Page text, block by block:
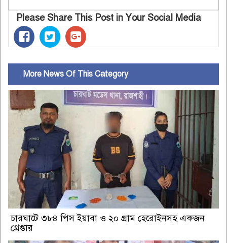
Please Share This Post in Your Social Media
More News Of This Category
চারঘাটে ৩৮৪ পিস ইয়াবা ও ২০ গ্রাম হেরোইনসহ একজন
গ্রেপ্তার